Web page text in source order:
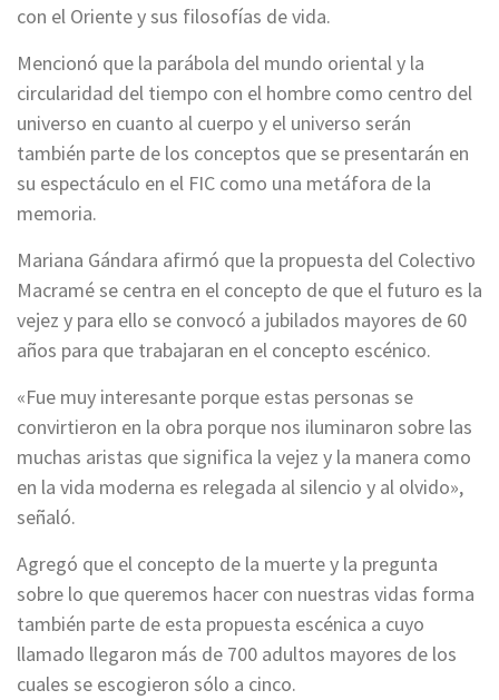
con el Oriente y sus filosofías de vida.
Mencionó que la parábola del mundo oriental y la
circularidad del tiempo con el hombre como centro del
universo en cuanto al cuerpo y el universo serán
también parte de los conceptos que se presentarán en
su espectáculo en el FIC como una metáfora de la
memoria.
Mariana Gándara afirmó que la propuesta del Colectivo
Macramé se centra en el concepto de que el futuro es la
vejez y para ello se convocó a jubilados mayores de 60
años para que trabajaran en el concepto escénico.
«Fue muy interesante porque estas personas se
convirtieron en la obra porque nos iluminaron sobre las
muchas aristas que significa la vejez y la manera como
en la vida moderna es relegada al silencio y al olvido»,
señaló.
Agregó que el concepto de la muerte y la pregunta
sobre lo que queremos hacer con nuestras vidas forma
también parte de esta propuesta escénica a cuyo
llamado llegaron más de 700 adultos mayores de los
cuales se escogieron sólo a cinco.